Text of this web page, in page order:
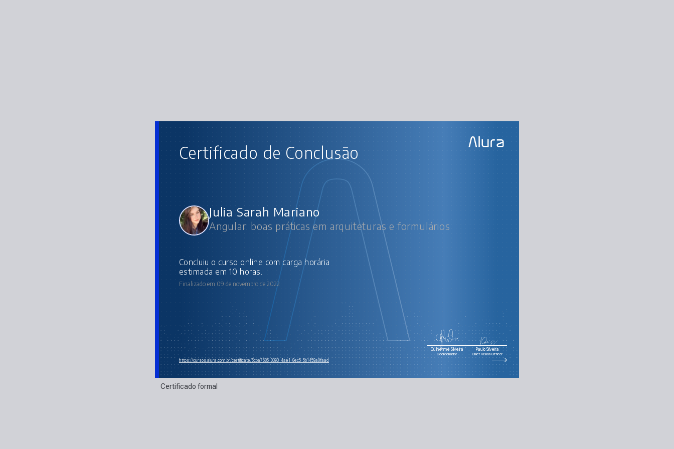
Certificado de Conclusão
Julia Sarah Mariano
Angular: boas práticas em arquiteturas e formulários
concluiu o curso online com carga horária
estimada em 10 horas.
Finalizado em 09 de novembro de 2022
Guilherme Silveira
Coordenador
Paulo Silveira
Chief Vision Officer
https://cursos.alura.com.br/certificate/5cba7685-0393-4ae1-8ec5-5b1459a0faad
AULAS DO CURSO
Angular: boas práticas em arquiteturas e formulários
Cadastro de usuário
Certificado formal